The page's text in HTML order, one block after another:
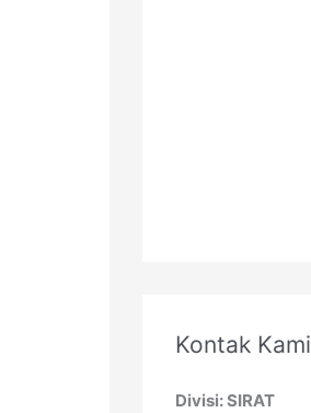
Kontak Kami
Divisi: SIRAT